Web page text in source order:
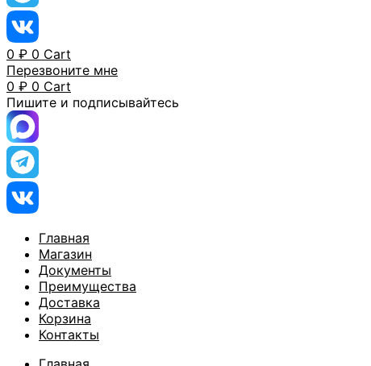
0 ₽ 0 Cart
Перезвоните мне
0 ₽ 0 Cart
Пишите и подписывайтесь
Главная
Магазин
Документы
Преимущества
Доставка
Корзина
Контакты